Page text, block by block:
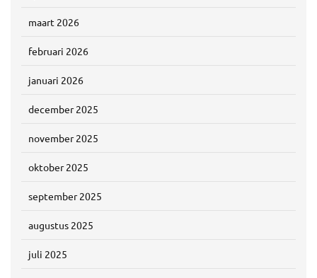
maart 2026
februari 2026
januari 2026
december 2025
november 2025
oktober 2025
september 2025
augustus 2025
juli 2025